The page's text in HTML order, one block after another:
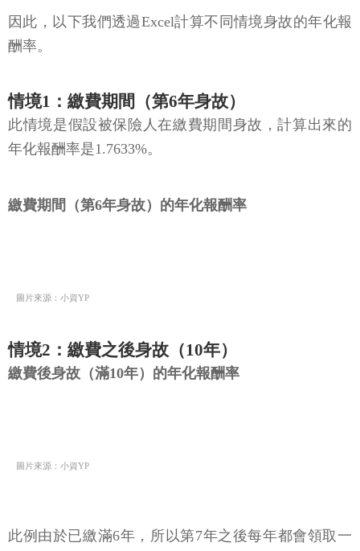
因此，以下我們透過Excel計算不同情境身故的年化報
酬率。
情境1：繳費期間（第6年身故）
此情境是假設被保險人在繳費期間身故，計算出來的
年化報酬率是1.7633%。
繳費期間（第6年身故）的年化報酬率
圖片來源：小資YP
情境2：繳費之後身故（10年）
繳費後身故（滿10年）的年化報酬率
圖片來源：小資YP
此例由於已繳滿6年，所以第7年之後每年都會領取一